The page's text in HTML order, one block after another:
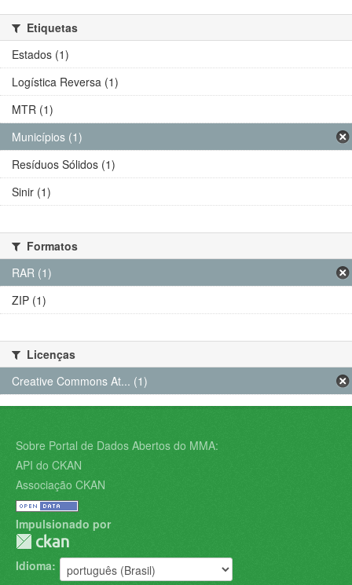
Etiquetas
Estados (1)
Logística Reversa (1)
MTR (1)
Municípios (1)
Resíduos Sólidos (1)
Sinir (1)
Formatos
RAR (1)
ZIP (1)
Licenças
Creative Commons At... (1)
Sobre Portal de Dados Abertos do MMA:
API do CKAN
Associação CKAN
Impulsionado por
Idioma